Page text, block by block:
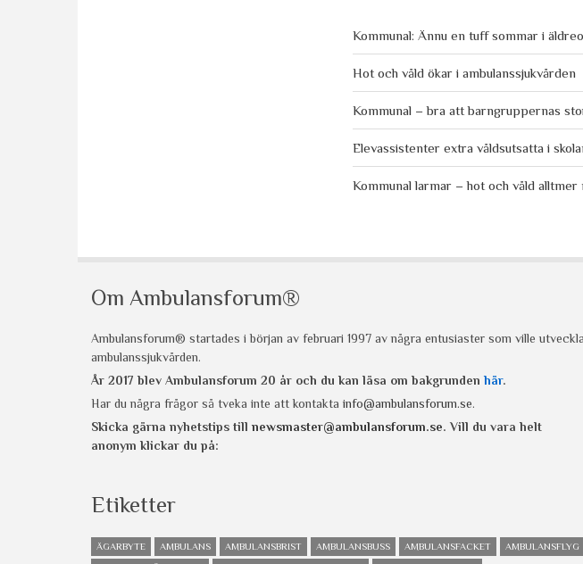
Kommunal: Ännu en tuff sommar i
Hot och våld ökar i ambulanssjukvården
Kommunal – bra att barngruppernas
Elevassistenter extra våldsutsatta i
Kommunal larmar – hot och våld alltmer
Om Ambulansforum®
Ambulansforum® startades i början av februari 1997 av några entusiaster som ville utveckla
ambulanssjukvården.
År 2017 blev Ambulansforum 20 år och du kan läsa om bakgrunden här.
Har du några frågor så tveka inte att kontakta info@ambulansforum.se.
Skicka gärna nyhetstips till newsmaster@ambulansforum.se. Vill du vara helt
anonym klickar du på:
Etiketter
ÄGARBYTE AMBULANS AMBULANSBRIST AMBULANSBUSS AMBULANSFACKET
AMBULANSFLYG